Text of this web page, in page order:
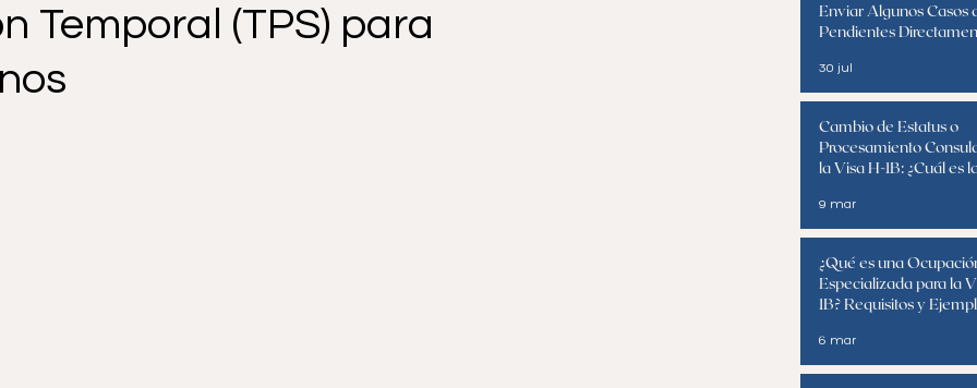
TPS Programa de Parole Conoce tus derechos
Temporal (TPS) para
Enviar Algunos Casos
Pendientes
30 jul
Cambio de Estatus o
Procesamiento
la Visa H-1B: ¿Cuál es
9 mar
¿Qué es una
Especializada para la
1B? Requisitos y
6 mar